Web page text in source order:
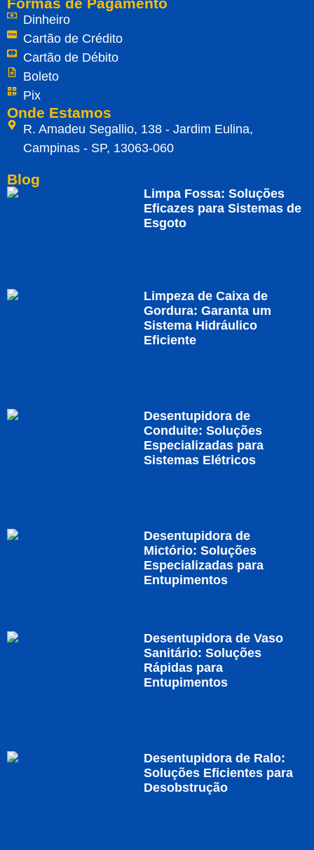
Dinheiro
Cartão de Crédito
Cartão de Débito
Boleto
Pix
Onde Estamos
R. Amadeu Segallio, 138 - Jardim Eulina,
Campinas - SP, 13063-060
Blog
Limpa Fossa: Soluções
Eficazes para Sistemas de
Esgoto
Limpeza de Caixa de
Gordura: Garanta um
Sistema Hidráulico
Eficiente
Desentupidora de
Conduite: Soluções
Especializadas para
Sistemas Elétricos
Desentupidora de
Mictório: Soluções
Especializadas para
Entupimentos
Desentupidora de Vaso
Sanitário: Soluções
Rápidas para
Entupimentos
Desentupidora de Ralo:
Soluções Eficientes para
Desobstrução